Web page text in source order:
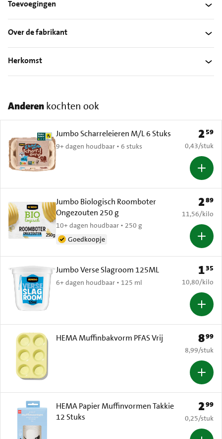
Toevoegingen
Over de fabrikant
Herkomst
Anderenkochten ook
Jumbo Scharreleieren M/L 6 Stuks
9+ dagen houdbaar • 6 stuks
Prijs:
259
€ 0,43 per
0,43/stuk
Jumbo Biologisch Roomboter
Ongezouten 250 g
10+ dagen houdbaar • 250 g
Goedkoopje
Prijs:
289
€ 11,56 per
11,56/kilo
Jumbo Verse Slagroom 125ML
6+ dagen houdbaar • 125 ml
Prijs:
135
€ 10,80 per
10,80/kilo
HEMA Muffinbakvorm PFAS Vrij Prijs:
899
€ 8,99 per
8,99/stuk
HEMA Papier Muffinvormen Takkie
12 Stuks
Prijs:
299
€ 0,25 per
0,25/stuk